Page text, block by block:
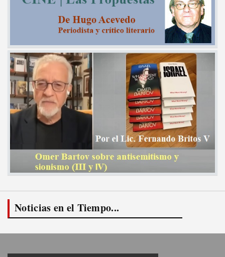
Noticias en el Tiempo...